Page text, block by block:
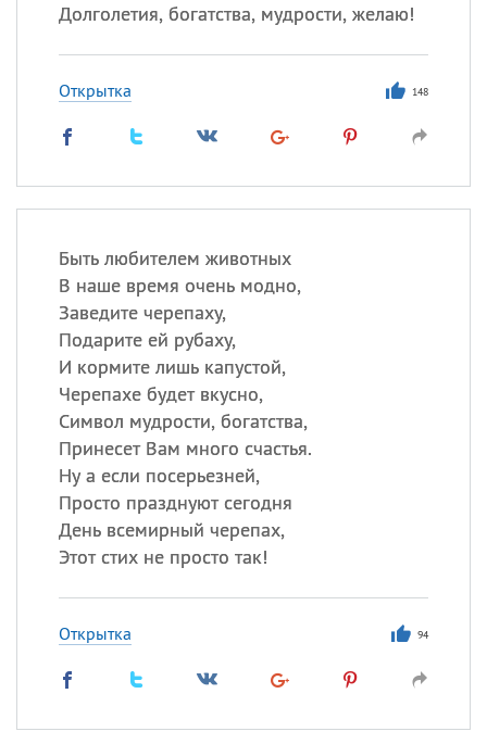
Долголетия, богатства, мудрости, желаю!
Открытка 148
Быть любителем животных
В наше время очень модно,
Заведите черепаху,
Подарите ей рубаху,
И кормите лишь капустой,
Черепахе будет вкусно,
Символ мудрости, богатства,
Принесет Вам много счастья.
Ну а если посерьезней,
Просто празднуют сегодня
День всемирный черепах,
Этот стих не просто так!
Открытка 94